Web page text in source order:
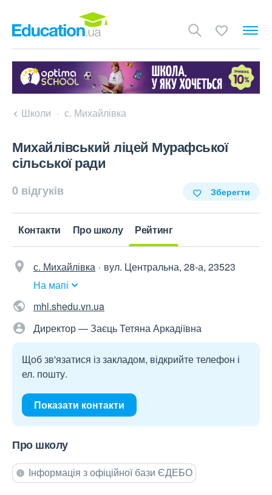
Школи с. Михайлівка
Михайлівський ліцей Мурафської
сільської ради
0 відгуків Зберегти
Контакти Про школу Рейтинг
с. Михайлівка
вул. Центральна, 28-а, 23523
На мапі
mhl.shedu.vn.ua
Директор — Заєць Тетяна Аркадіївна
Щоб зв'язатися із закладом, відкрийте телефон і
ел. пошту.
Показати контакти
Про школу
Інформація з офіційної бази ЄДЕБО